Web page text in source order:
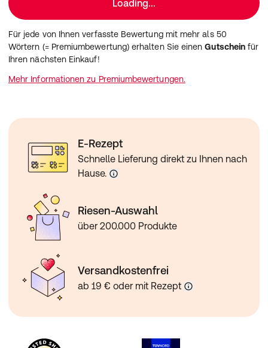
Loading...
Für jede von Ihnen verfasste Bewertung mit mehr als 50
Wörtern (= Premiumbewertung) erhalten Sie einenGutschein für
Ihren nächsten Einkauf!
Mehr Informationen zu Premiumbewertungen.
E-Rezept
Schnelle Lieferung direkt zu Ihnen nach
Hause.
Riesen-Auswahl
über 200.000 Produkte
Versandkostenfrei
ab 19 € oder mit Rezept